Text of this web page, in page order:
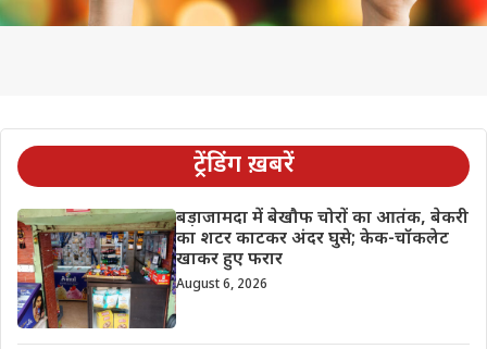
ट्रेंडिंग ख़बरें
बड़ाजामदा में बेखौफ चोरों का आतंक, बेकरी
का शटर काटकर अंदर घुसे; केक-चॉकलेट
खाकर हुए फरार
August 6, 2026